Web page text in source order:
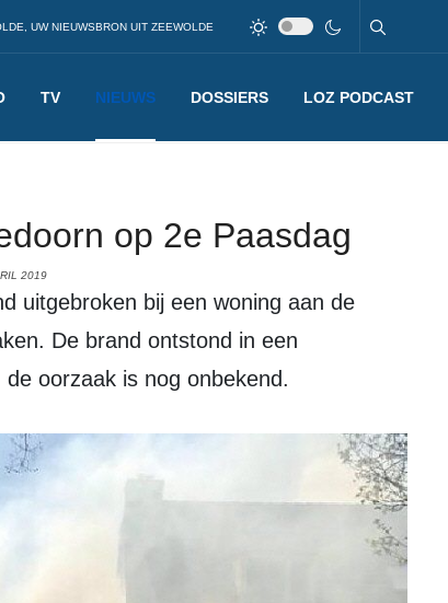
UW NIEUWSBRON UIT ZEEWOLDE
TV NIEUWS DOSSIERS LOZ PODCAST
op 2e Paasdag
2019
De brand ontstond in een
oorzaak is nog onbekend.